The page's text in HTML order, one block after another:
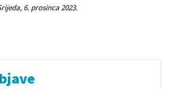
6. prosinca 2023.